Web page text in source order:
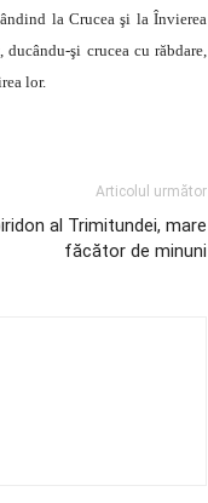
la Crucea şi la Învierea
şi crucea cu răbdare,
lor.
Articolul următor
al Trimitundei, mare
făcător de minuni